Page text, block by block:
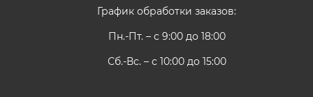
График обработки заказов:
Пн.-Пт. – с 9:00 до 18:00
Сб.-Вс. – с 10:00 до 15:00